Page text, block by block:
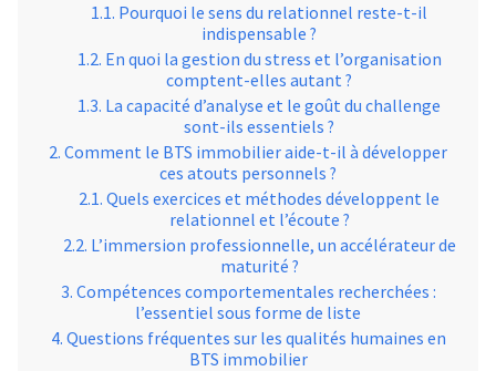
Pourquoi le sens du relationnel reste-t-il
indispensable ?
En quoi la gestion du stress et l’organisation
comptent-elles autant ?
La capacité d’analyse et le goût du challenge
sont-ils essentiels ?
Comment le BTS immobilier aide-t-il à développer
ces atouts personnels ?
Quels exercices et méthodes développent le
relationnel et l’écoute ?
L’immersion professionnelle, un accélérateur de
maturité ?
Compétences comportementales recherchées :
l’essentiel sous forme de liste
Questions fréquentes sur les qualités humaines en
BTS immobilier